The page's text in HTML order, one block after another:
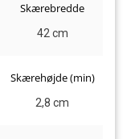
Skærebredde
42 cm
Skærehøjde (min)
2,8 cm